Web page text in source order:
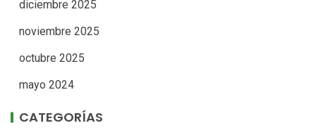
diciembre 2025
noviembre 2025
octubre 2025
mayo 2024
CATEGORÍAS